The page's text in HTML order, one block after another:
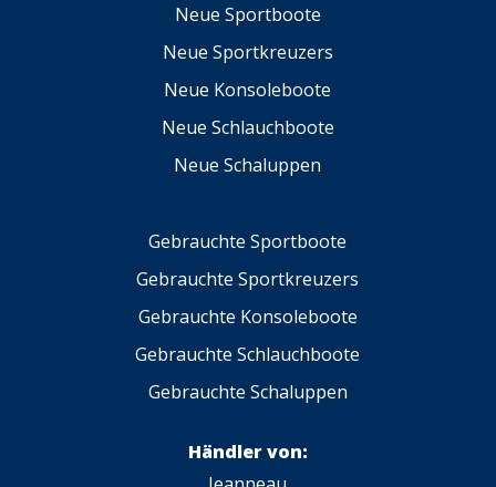
Neue Sportboote
Neue Sportkreuzers
Neue Konsoleboote
Neue Schlauchboote
Neue Schaluppen
Gebrauchte Sportboote
Gebrauchte Sportkreuzers
Gebrauchte Konsoleboote
Gebrauchte Schlauchboote
Gebrauchte Schaluppen
Händler von: